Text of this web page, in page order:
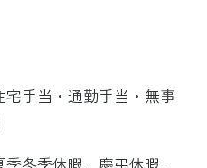
手当・通勤手当・無事